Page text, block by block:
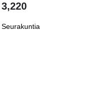
3,220
Seurakuntia